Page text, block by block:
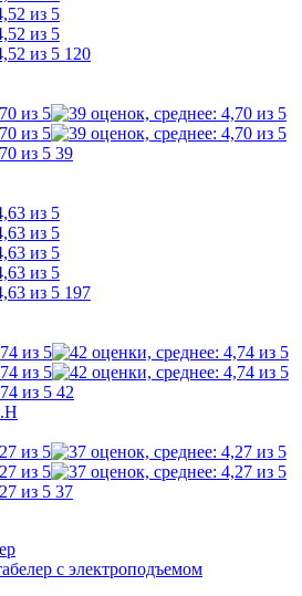
120
39
197
42
37
с электроподъемом